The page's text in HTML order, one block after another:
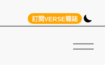
訂閱VERSE雜誌